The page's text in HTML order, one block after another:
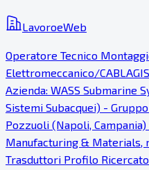
LavoroeWeb
Operatore Tecnico
Elettromeccanico/
Azienda: WASS Submarine
Sistemi Subacquei) -
Pozzuoli (Napoli,
Manufacturing & Materials,
Trasduttori Profilo